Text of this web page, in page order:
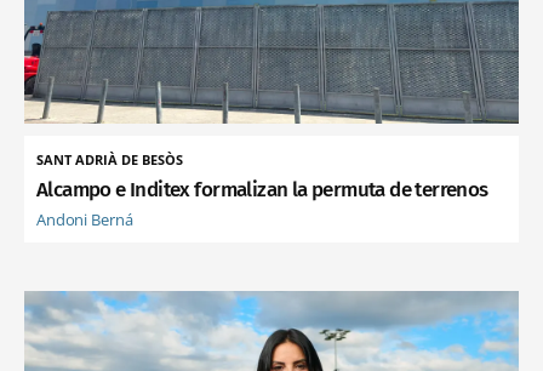
SANT ADRIÀ DE BESÒS
Alcampo e Inditex formalizan la permuta de terrenos
Andoni Berná